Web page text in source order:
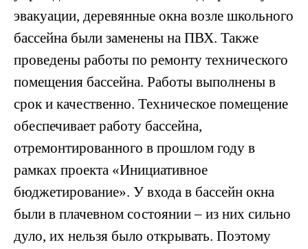
эвакуации, деревянные окна возле школьного
бассейна были заменены на ПВХ. Также
проведены работы по ремонту технического
помещения бассейна. Работы выполнены в
срок и качественно. Техническое помещение
обеспечивает работу бассейна,
отремонтированного в прошлом году в
рамках проекта «Инициативное
бюджетирование». У входа в бассейн окна
были в плачевном состоянии – из них сильно
дуло, их нельзя было открывать. Поэтому